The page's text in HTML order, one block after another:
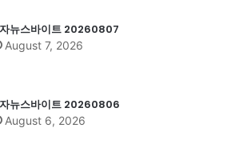
뉴스바이트 20260807
August 7, 2026
뉴스바이트 20260806
August 6, 2026